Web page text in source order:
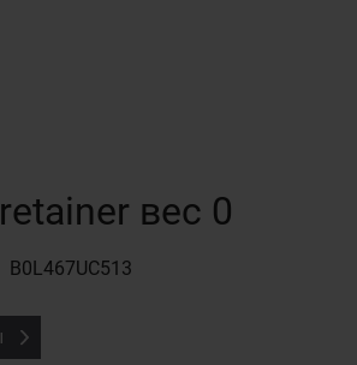
вес 0
B0L467UC513